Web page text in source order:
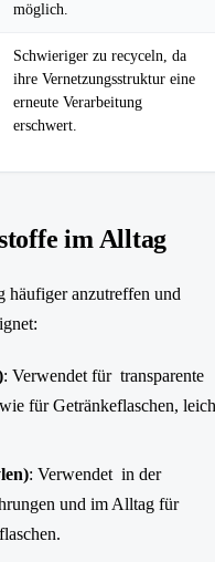
möglich.
Schwieriger zu recyceln, da
ihre Vernetzungsstruktur eine
erneute Verarbeitung
erschwert.
im Alltag
häufiger anzutreffen und
: Verwendet für transparente
für Getränkeflaschen,
: Verwendet in der
und im Alltag für